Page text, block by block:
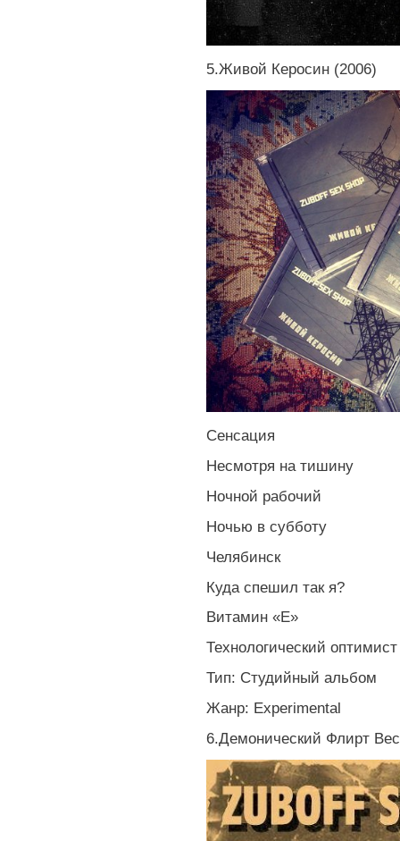
5.Живой Керосин (2006)
Сенсация
Несмотря на тишину
Ночной рабочий
Ночью в субботу
Челябинск
Куда спешил так я?
Витамин «Е»
Технологический оптимист
Тип: Студийный альбом
Жанр: Experimental
6.Демонический Флирт